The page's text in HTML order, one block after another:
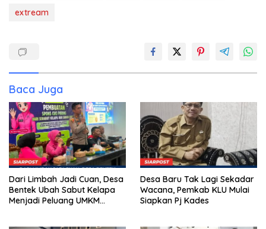
extream
Baca Juga
Dari Limbah Jadi Cuan, Desa
Bentek Ubah Sabut Kelapa
Menjadi Peluang UMKM
Desa Baru Tak Lagi Sekadar
Wacana, Pemkab KLU Mulai
Siapkan Pj Kades